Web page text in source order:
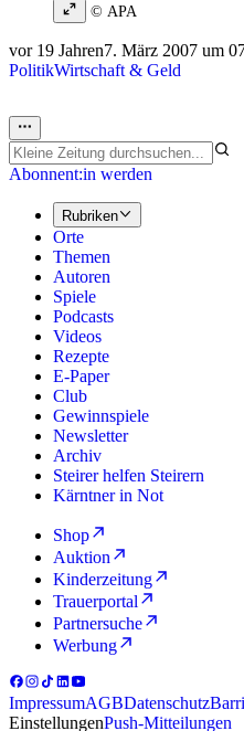
© APA
vor 19 Jahren7. März 2007 um
PolitikWirtschaft & Geld
Abonnent:in werden
Rubriken
Orte
Themen
Autoren
Spiele
Podcasts
Videos
Rezepte
E-Paper
Club
Gewinnspiele
Newsletter
Archiv
Steirer helfen Steirern
Kärntner in Not
Shop
Auktion
Kinderzeitung
Trauerportal
Partnersuche
Werbung
ImpressumAGBDatenschutz
EinstellungenPush-Mitteilungen